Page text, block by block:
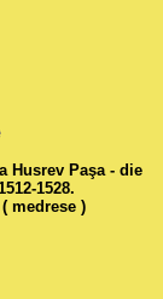
Husrev Paşa - die
1528.
medrese )